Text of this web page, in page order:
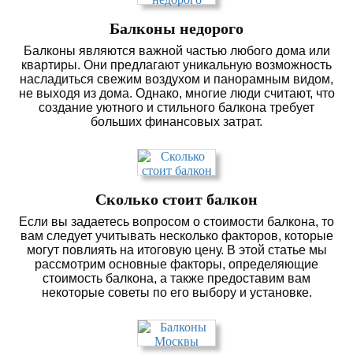
Балконы недорого
Балконы являются важной частью любого дома или
квартиры. Они предлагают уникальную возможность
насладиться свежим воздухом и панорамным видом,
не выходя из дома. Однако, многие люди считают, что
создание уютного и стильного балкона требует
больших финансовых затрат.
Сколько стоит балкон
Если вы задаетесь вопросом о стоимости балкона, то
вам следует учитывать несколько факторов, которые
могут повлиять на итоговую цену. В этой статье мы
рассмотрим основные факторы, определяющие
стоимость балкона, а также предоставим вам
некоторые советы по его выбору и установке.